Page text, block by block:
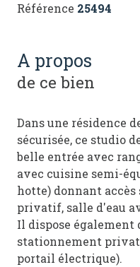
Référence 25494
a propos
de ce bien
Dans une résidence
sécurisée, ce studio
belle entrée avec
avec cuisine semi-
hotte) donnant
privatif, salle d'eau
Il dispose également
stationnement
portail électrique).